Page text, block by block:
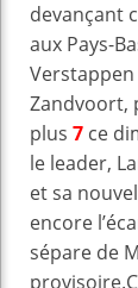
devançant
aux Pays-
Verstappen
Zandvoort,
plus 7 ce
le leader,
et sa
encore
sépare de